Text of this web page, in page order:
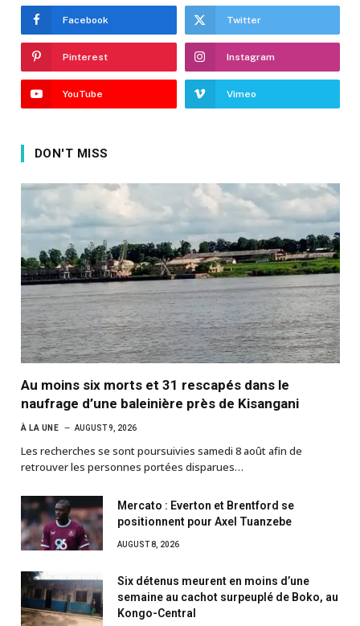
Facebook Twitter
Pinterest Instagram
YouTube Vimeo
DON'T MISS
Au moins six morts et 31 rescapés dans le
naufrage d’une baleinière près de Kisangani
À LA UNE AUGUST 9, 2026
Les recherches se sont poursuivies samedi 8 août afin de
retrouver les personnes portées disparues…
Mercato : Everton et Brentford se
positionnent pour Axel Tuanzebe
AUGUST 8, 2026
Six détenus meurent en moins d’une
semaine au cachot surpeuplé de Boko, au
Kongo-Central